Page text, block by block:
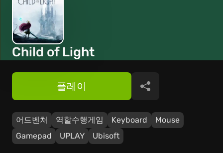
Child of Light
어드벤처 역할수행게임 Keyboard
Mouse
Gamepad
UPLAY Ubisoft
플레이 공유